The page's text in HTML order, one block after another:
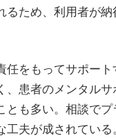
ため、利用者が
をもってサポート
患者のメンタル
も多い。相談で
夫が成されてい